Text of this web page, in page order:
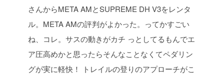
さんからMETA AMとSUPREME DH V3をレンタ
ル。META AMの評判がよかった。ってかすごい
ね、コレ。サスの動きがカチ っとしてるもんでエ
ア圧高めかと思ったらそんなことなくてペダリン
グが実に軽快！
トレイルの登りのアプローチがこ